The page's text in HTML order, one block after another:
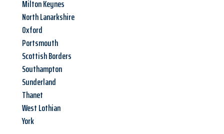
Milton Keynes
North Lanarkshire
Oxford
Portsmouth
Scottish Borders
Southampton
Sunderland
Thanet
West Lothian
York